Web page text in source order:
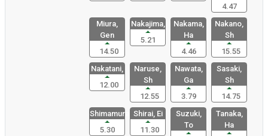
4.47
Miura,
Gen
14.50
Nakajima,
5.21
Nakama,
Ha
4.46
Nakano,
Sh
15.55
Nakatani,
12.00
Naruse,
Sh
12.55
Nawata,
Ga
3.79
Sasaki,
Sh
14.75
Shimamura,
5.30
Shirai, Ei
11.30
Suzuki,
To
Tanaka,
Ha